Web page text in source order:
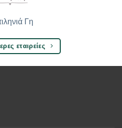
Γη
εταιρείες